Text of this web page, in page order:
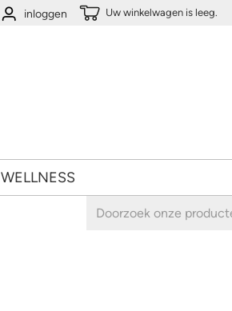
Uw winkelwagen is leeg.
inloggen
WELLNESS